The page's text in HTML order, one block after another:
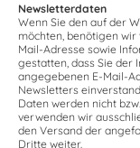
Newsletterdaten
Wenn Sie den auf der
möchten, benötigen wir
Mail-Adresse sowie
gestatten, dass Sie der
angegebenen E-Mail-
Newsletters
Daten werden nicht
verwenden wir
den Versand der
Dritte weiter.